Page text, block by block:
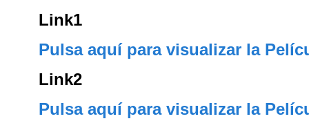
Link1
Pulsa aquí para visualizar la
Link2
Pulsa aquí para visualizar la